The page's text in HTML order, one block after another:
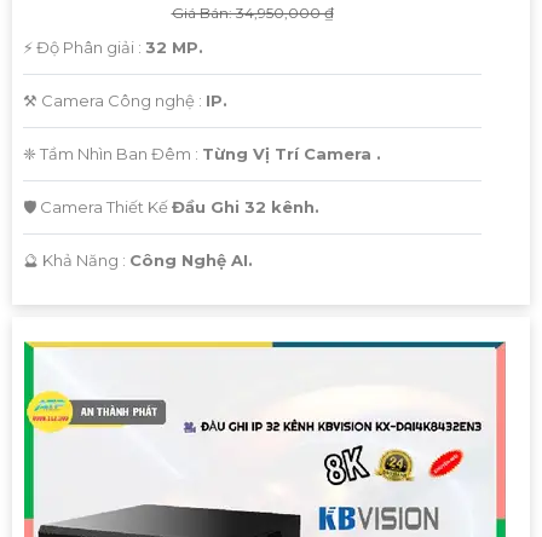
Giá Bán: 34,950,000 ₫
️⚡ Độ Phân giải : 32 MP.
⚒ Camera Công nghệ : IP.
❈ Tầm Nhìn Ban Đêm : Từng Vị Trí Camera .
🛡 Camera Thiết KếĐầu Ghi 32 kênh.
️🔮 Khả Năng : Công Nghệ AI.